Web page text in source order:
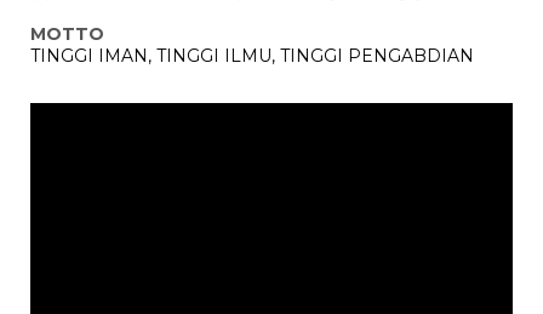
MOTTO
TINGGI IMAN, TINGGI ILMU, TINGGI PENGABDIAN